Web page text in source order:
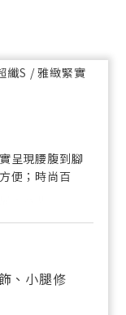
呈現腰腹到腳
便；時尚百
、小腿修
纖S / 雅緻緊實
示為準
纖S / 雅緻緊實
示為準